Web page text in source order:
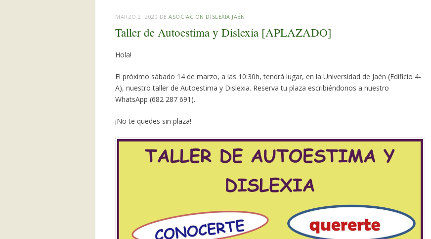
MARZO 2, 2020 DEASOCIACIÓN DISLEXIA JAÉN
Taller de Autoestima y Dislexia [APLAZADO]
Hola!
El próximo sábado 14 de marzo, a las 10:30h, tendrá lugar, en la Universidad de Jaén (Edificio 4-
A), nuestro taller de Autoestima y Dislexia. Reserva tu plaza escribiéndonos a nuestro
WhatsApp (682 287 691).
¡No te quedes sin plaza!